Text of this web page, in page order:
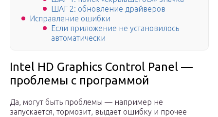
ШАГ 2: обновление драйверов
Исправление ошибки
Если приложение не установилось
автоматически
Intel HD Graphics Control Panel —
проблемы с программой
Да, могут быть проблемы — например не
запускается, тормозит, выдает ошибку и прочее